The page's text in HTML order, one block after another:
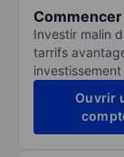
Investir malin
tarrifs
Ouvrir